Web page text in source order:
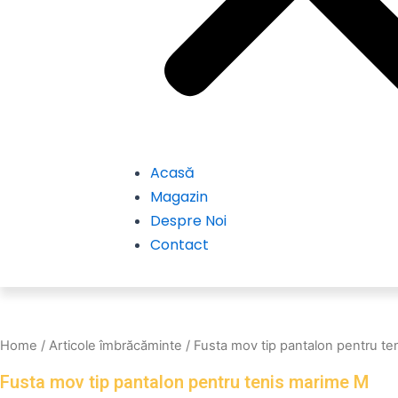
Acasă
Magazin
Despre Noi
Contact
Home / Articole îmbrăcăminte / Fusta mov tip pantalon pentru
Fusta mov tip pantalon pentru tenis marime M